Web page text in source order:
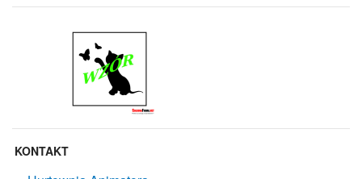
KONTAKT